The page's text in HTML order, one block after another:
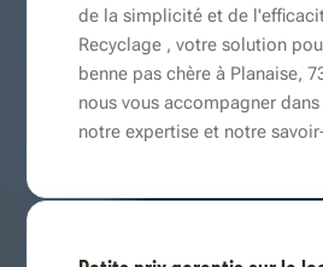
de la simplicité et de
Recyclage , votre solution
benne pas chère à Planaise,
nous vous accompagner
notre expertise et notre